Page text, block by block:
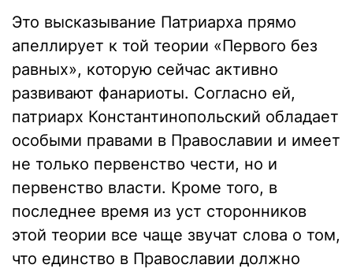
Это высказывание Патриарха прямо
апеллирует к той теории «Первого без
равных», которую сейчас активно
развивают фанариоты. Согласно ей,
патриарх Константинопольский обладает
особыми правами в Православии и имеет
не только первенство чести, но и
первенство власти. Кроме того, в
последнее время из уст сторонников
этой теории все чаще звучат слова о том,
что единство в Православии должно